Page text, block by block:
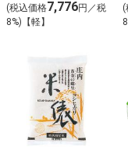
漬 12個入
(税込価格7,776円／税
8%)【軽】
(